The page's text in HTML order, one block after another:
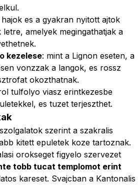
hajok es a gyakran nyitott ajtok
amelyek megingathatjak a
kezelese: mint a Lignon eseten, a
vonzzak a langok, es rossz
okozthatnak.
tulfolyo viasz erintkezesbe
es tuzet terjeszthet.
szerint a szakralis
kitett epuletek koze tartoznak.
orokseget figyelo szervezet
tobb tucat templomot erint
kareset. Svajcban a Kantonalis